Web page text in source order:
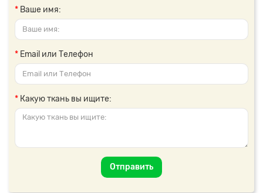
Ваше имя:
Email или Телефон
Какую ткань вы ищите:
Отправить